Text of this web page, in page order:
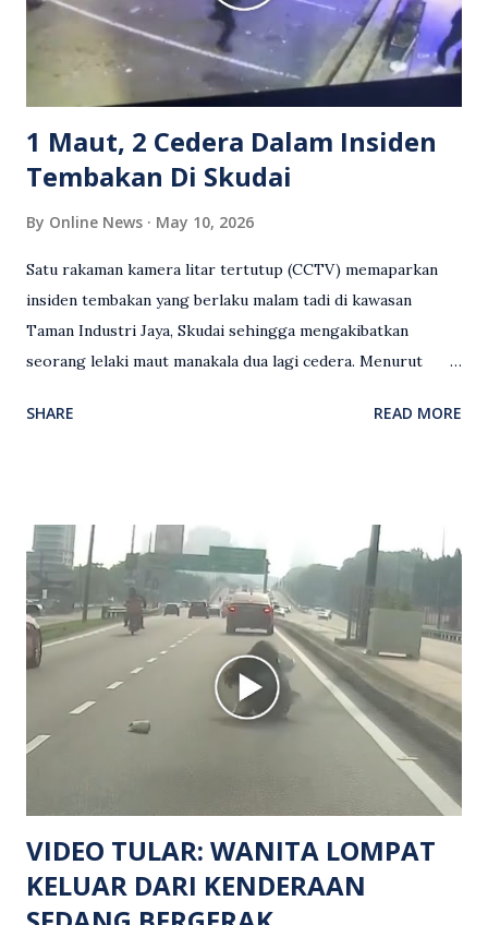
serta memuji pemandu Grab kerana campur tangan.
Sebahagian netizen turut meminta pihak berkuasa
mengambil tindakan tegas, manakala ada yang bersimpati
terhadap wanita dipercayai menjadi mangs...
1 Maut, 2 Cedera Dalam Insiden
Tembakan Di Skudai
By Online News May 10, 2026
Satu rakaman kamera litar tertutup (CCTV) memaparkan
insiden tembakan yang berlaku malam tadi di kawasan
Taman Industri Jaya, Skudai sehingga mengakibatkan
seorang lelaki maut manakala dua lagi cedera. Menurut
kejadian berlaku sekitar jam 11 malam dan pihak polis
hiburan di kawasan berkenaan. Seorang mangsa disahkan
meninggal dunia di lokasi kejadian akibat terkena tembakan,
manakala seorang lagi mangsa mengalami kecederaan.
Turut dipercayai terdapat seorang lagi individu cedera
namun identitinya masih belum dikenal pasti selepas dibawa
keluar dari lokasi oleh kenalannya. Polis kini sedang giat
mengesan dua suspek yang masih bebas bagi membantu
siasatan lanjut. Kes disiasat mengikut Seksyen 302 Kanun
Keseksaan kerana membunuh. Orang ramai yang mempunyai
maklumat diminta t...
SHARE READ MORE
VIDEO TULAR: WANITA LOMPAT
KELUAR DARI KENDERAAN